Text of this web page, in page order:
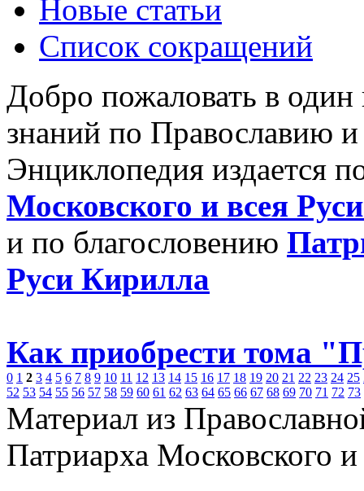
Новые статьи
Список сокращений
Добро пожаловать в
знаний по Православию
Энциклопедия издается
Московского и всея
и по благословению
Руси Кирилла
Как приобрести тома
0 1 2 3 4 5 6 7 8 9 10 11 12 13 14 15 16 17 18 19 20 21 22 23 24 25
52 53 54 55 56 57 58 59 60 61 62 63 64 65 66 67 68 69 70 71 72 73
Материал из
Патриарха Московского